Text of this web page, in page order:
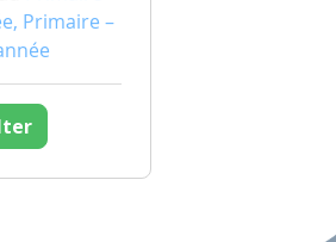
Primaire –